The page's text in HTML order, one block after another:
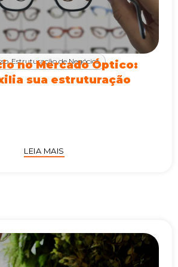
,Estruturação de Negócios
no Mercado Óptico:
sua estruturação
LEIA MAIS